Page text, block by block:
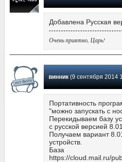
Добавлена Русская
Очень приятно, Царь!
винник(9 сентября 2014 11:26)
Портативность
"можно запускать с
Перекидываем базу
с русской версией 8.01.
Получаем вариант
устройств.
База
https://cloud.mail.ru/